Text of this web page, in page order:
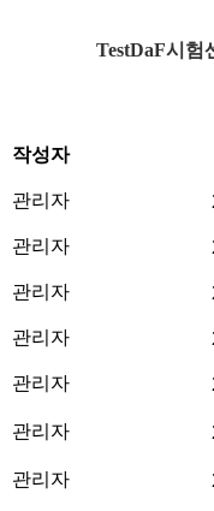
TestDaF시험
작성자
관리자
관리자
관리자
관리자
관리자
관리자
관리자